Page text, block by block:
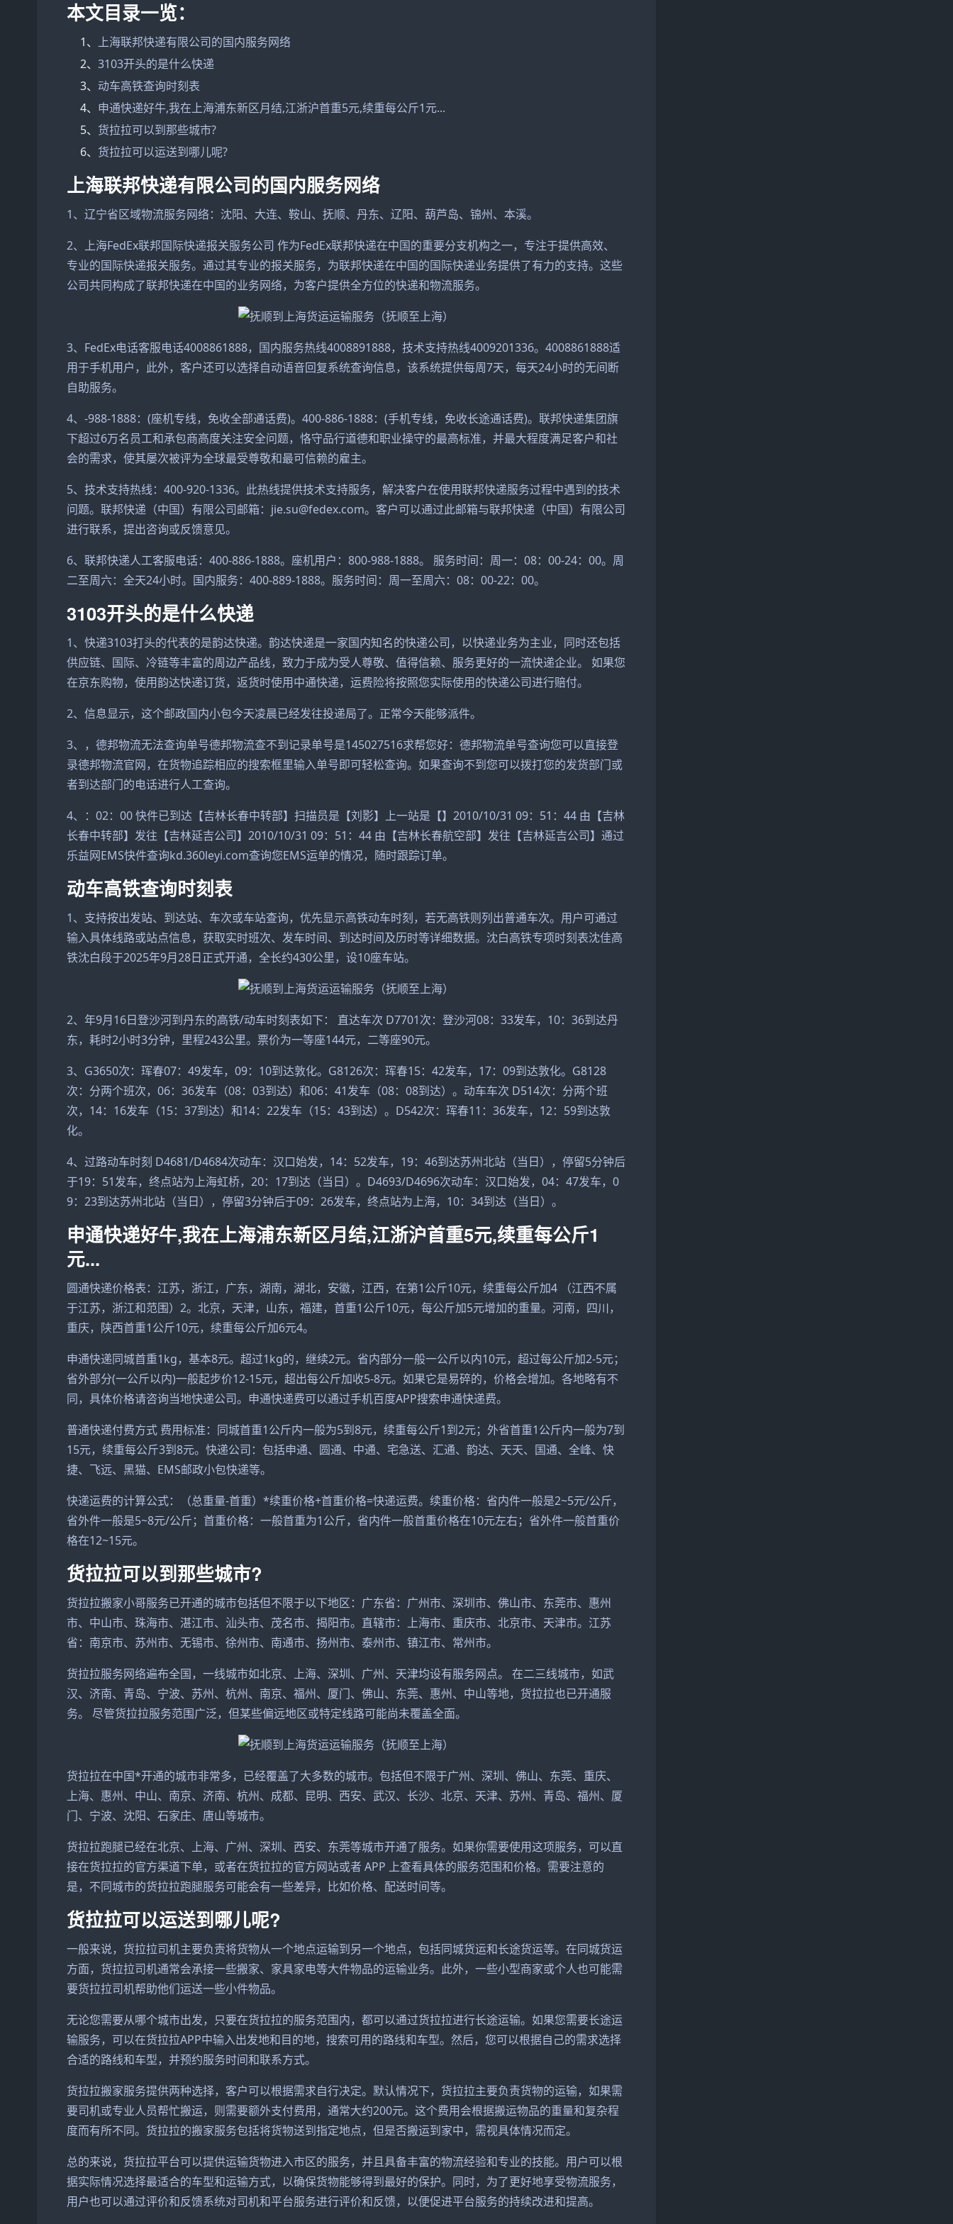
本文目录一览：
1、 上海联邦快递有限公司的国内服务网络
2、3103开头的是什么快递
3、 动车高铁查询时刻表
4、 申通快递好牛,我在上海浦东新区月结,江浙沪首重5元,续重每公斤1元...
5、 货拉拉可以到那些城市?
6、 货拉拉可以运送到哪儿呢?
上海联邦快递有限公司的国内服务网络
1、辽宁省区域物流服务网络：沈阳、大连、鞍山、抚顺、丹东、辽阳、葫芦岛、锦州、本溪。
2、上海FedEx联邦国际快递报关服务公司 作为FedEx联邦快递在中国的重要分支机构之一，专注于提供高效、
专业的国际快递报关服务。通过其专业的报关服务，为联邦快递在中国的国际快递业务提供了有力的支持。这些
公司共同构成了联邦快递在中国的业务网络，为客户提供全方位的快递和物流服务。
3、FedEx电话客服电话4008861888，国内服务热线4008891888，技术支持热线4009201336。4008861888适
用于手机用户，此外，客户还可以选择自动语音回复系统查询信息，该系统提供每周7天，每天24小时的无间断
自助服务。
4、-988-1888：(座机专线，免收全部通话费)。400-886-1888：(手机专线，免收长途通话费)。联邦快递集团旗
下超过6万名员工和承包商高度关注安全问题，恪守品行道德和职业操守的最高标准，并最大程度满足客户和社
会的需求，使其屡次被评为全球最受尊敬和最可信赖的雇主。
5、技术支持热线：400-920-1336。此热线提供技术支持服务，解决客户在使用联邦快递服务过程中遇到的技术
问题。联邦快递（中国）有限公司邮箱：jie.su@fedex.com。客户可以通过此邮箱与联邦快递（中国）有限公司
进行联系，提出咨询或反馈意见。
6、联邦快递人工客服电话：400-886-1888。座机用户：800-988-1888。 服务时间：周一：08：00-24：00。周
二至周六：全天24小时。国内服务：400-889-1888。服务时间：周一至周六：08：00-22：00。
3103开头的是什么快递
1、快递3103打头的代表的是韵达快递。韵达快递是一家国内知名的快递公司，以快递业务为主业，同时还包括
供应链、国际、冷链等丰富的周边产品线，致力于成为受人尊敬、值得信赖、服务更好的一流快递企业。 如果您
在京东购物，使用韵达快递订货，返货时使用中通快递，运费险将按照您实际使用的快递公司进行赔付。
2、信息显示，这个邮政国内小包今天凌晨已经发往投递局了。正常今天能够派件。
3、，德邦物流无法查询单号德邦物流查不到记录单号是145027516求帮您好：德邦物流单号查询您可以直接登
录德邦物流官网，在货物追踪相应的搜索框里输入单号即可轻松查询。如果查询不到您可以拨打您的发货部门或
者到达部门的电话进行人工查询。
4、：02：00 快件已到达【吉林长春中转部】扫描员是【刘影】上一站是【】2010/10/31 09：51：44 由【吉林
长春中转部】发往【吉林延吉公司】2010/10/31 09：51：44 由【吉林长春航空部】发往【吉林延吉公司】通过
乐益网EMS快件查询kd.360leyi.com查询您EMS运单的情况，随时跟踪订单。
动车高铁查询时刻表
1、支持按出发站、到达站、车次或车站查询，优先显示高铁动车时刻，若无高铁则列出普通车次。用户可通过
输入具体线路或站点信息，获取实时班次、发车时间、到达时间及历时等详细数据。沈白高铁专项时刻表沈佳高
铁沈白段于2025年9月28日正式开通，全长约430公里，设10座车站。
2、年9月16日登沙河到丹东的高铁/动车时刻表如下： 直达车次 D7701次：登沙河08：33发车，10：36到达丹
东，耗时2小时3分钟，里程243公里。票价为一等座144元，二等座90元。
3、G3650次：珲春07：49发车，09：10到达敦化。G8126次：珲春15：42发车，17：09到达敦化。G8128
次：分两个班次，06：36发车（08：03到达）和06：41发车（08：08到达）。动车车次 D514次：分两个班
次，14：16发车（15：37到达）和14：22发车（15：43到达）。D542次：珲春11：36发车，12：59到达敦
化。
4、过路动车时刻 D4681/D4684次动车：汉口始发，14：52发车，19：46到达苏州北站（当日），停留5分钟后
于19：51发车，终点站为上海虹桥，20：17到达（当日）。D4693/D4696次动车：汉口始发，04：47发车，0
9：23到达苏州北站（当日），停留3分钟后于09：26发车，终点站为上海，10：34到达（当日）。
申通快递好牛,我在上海浦东新区月结,江浙沪首重5元,续重每公斤1
元...
圆通快递价格表：江苏，浙江，广东，湖南，湖北，安徽，江西，在第1公斤10元，续重每公斤加4 （江西不属
于江苏，浙江和范围）2。北京，天津，山东，福建，首重1公斤10元，每公斤加5元增加的重量。河南，四川，
重庆，陕西首重1公斤10元，续重每公斤加6元4。
申通快递同城首重1kg，基本8元。超过1kg的，继续2元。省内部分一般一公斤以内10元，超过每公斤加2-5元；
省外部分(一公斤以内)一般起步价12-15元，超出每公斤加收5-8元。如果它是易碎的，价格会增加。各地略有不
同，具体价格请咨询当地快递公司。申通快递费可以通过手机百度APP搜索申通快递费。
普通快递付费方式 费用标准：同城首重1公斤内一般为5到8元，续重每公斤1到2元；外省首重1公斤内一般为7到
15元，续重每公斤3到8元。快递公司：包括申通、圆通、中通、宅急送、汇通、韵达、天天、国通、全峰、快
捷、飞远、黑猫、EMS邮政小包快递等。
快递运费的计算公式：（总重量-首重）*续重价格+首重价格=快递运费。续重价格：省内件一般是2~5元/公斤，
省外件一般是5~8元/公斤；首重价格：一般首重为1公斤，省内件一般首重价格在10元左右；省外件一般首重价
格在12~15元。
货拉拉可以到那些城市?
货拉拉搬家小哥服务已开通的城市包括但不限于以下地区：广东省：广州市、深圳市、佛山市、东莞市、惠州
市、中山市、珠海市、湛江市、汕头市、茂名市、揭阳市。直辖市：上海市、重庆市、北京市、天津市。江苏
省：南京市、苏州市、无锡市、徐州市、南通市、扬州市、泰州市、镇江市、常州市。
货拉拉服务网络遍布全国，一线城市如北京、上海、深圳、广州、天津均设有服务网点。 在二三线城市，如武
汉、济南、青岛、宁波、苏州、杭州、南京、福州、厦门、佛山、东莞、惠州、中山等地，货拉拉也已开通服
务。 尽管货拉拉服务范围广泛，但某些偏远地区或特定线路可能尚未覆盖全面。
货拉拉在中国*开通的城市非常多，已经覆盖了大多数的城市。包括但不限于广州、深圳、佛山、东莞、重庆、
上海、惠州、中山、南京、济南、杭州、成都、昆明、西安、武汉、长沙、北京、天津、苏州、青岛、福州、厦
门、宁波、沈阳、石家庄、唐山等城市。
货拉拉跑腿已经在北京、上海、广州、深圳、西安、东莞等城市开通了服务。如果你需要使用这项服务，可以直
接在货拉拉的官方渠道下单，或者在货拉拉的官方网站或者 APP 上查看具体的服务范围和价格。需要注意的
是，不同城市的货拉拉跑腿服务可能会有一些差异，比如价格、配送时间等。
货拉拉可以运送到哪儿呢?
一般来说，货拉拉司机主要负责将货物从一个地点运输到另一个地点，包括同城货运和长途货运等。在同城货运
方面，货拉拉司机通常会承接一些搬家、家具家电等大件物品的运输业务。此外，一些小型商家或个人也可能需
要货拉拉司机帮助他们运送一些小件物品。
无论您需要从哪个城市出发，只要在货拉拉的服务范围内，都可以通过货拉拉进行长途运输。如果您需要长途运
输服务，可以在货拉拉APP中输入出发地和目的地，搜索可用的路线和车型。然后，您可以根据自己的需求选择
合适的路线和车型，并预约服务时间和联系方式。
货拉拉搬家服务提供两种选择，客户可以根据需求自行决定。默认情况下，货拉拉主要负责货物的运输，如果需
要司机或专业人员帮忙搬运，则需要额外支付费用，通常大约200元。这个费用会根据搬运物品的重量和复杂程
度而有所不同。货拉拉的搬家服务包括将货物送到指定地点，但是否搬运到家中，需视具体情况而定。
总的来说，货拉拉平台可以提供运输货物进入市区的服务，并且具备丰富的物流经验和专业的技能。用户可以根
据实际情况选择最适合的车型和运输方式，以确保货物能够得到最好的保护。同时，为了更好地享受物流服务，
用户也可以通过评价和反馈系统对司机和平台服务进行评价和反馈，以便促进平台服务的持续改进和提高。